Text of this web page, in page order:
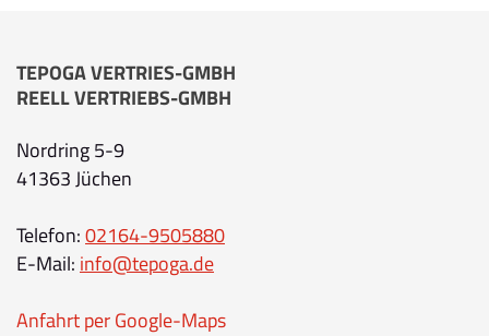
TEPOGA VERTRIES-GMBH
REELL VERTRIEBS-GMBH
Nordring 5-9
41363 Jüchen
Telefon:02164-9505880
E-Mail: info@tepoga.de
Anfahrt per Google-Maps